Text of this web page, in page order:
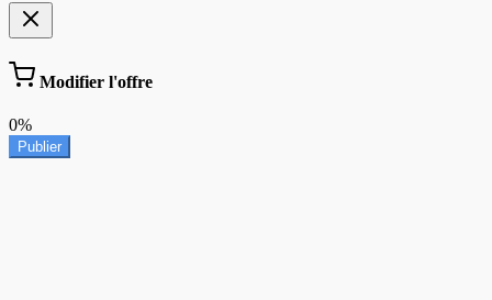
Modifier l'offre
0%
Publier